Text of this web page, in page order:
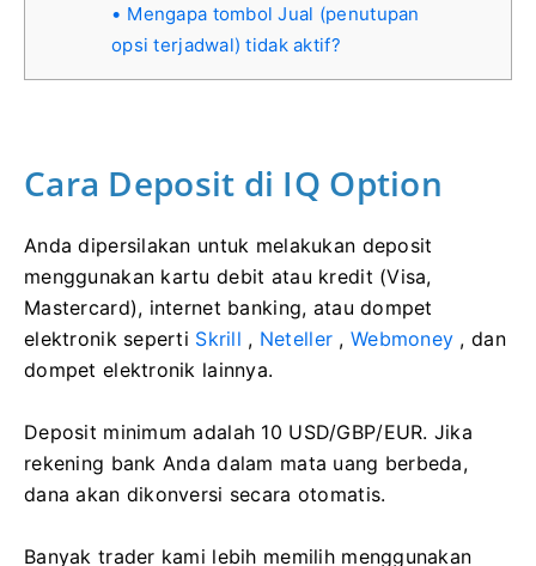
Mengapa tombol Jual (penutupan
opsi terjadwal) tidak aktif?
Cara Deposit di IQ Option
Anda dipersilakan untuk melakukan deposit
menggunakan kartu debit atau kredit (Visa,
Mastercard), internet banking, atau dompet
elektronik seperti Skrill , Neteller , Webmoney , dan
dompet elektronik lainnya.
Deposit minimum adalah 10 USD/GBP/EUR. Jika
rekening bank Anda dalam mata uang berbeda,
dana akan dikonversi secara otomatis.
Banyak trader kami lebih memilih menggunakan